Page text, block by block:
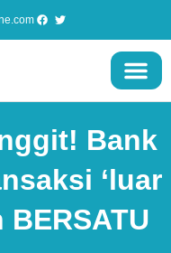
Bank
‘luar
BERSATU